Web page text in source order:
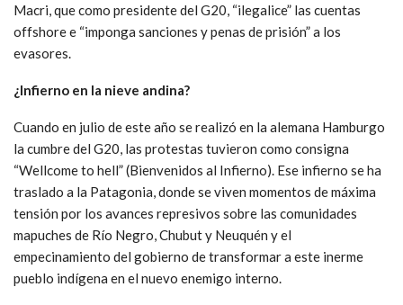
Macri, que como presidente del G20, “ilegalice” las cuentas
offshore e “imponga sanciones y penas de prisión” a los
evasores.
¿Infierno en la nieve andina?
Cuando en julio de este año se realizó en la alemana Hamburgo
la cumbre del G20, las protestas tuvieron como consigna
“Wellcome to hell” (Bienvenidos al Infierno). Ese infierno se ha
traslado a la Patagonia, donde se viven momentos de máxima
tensión por los avances represivos sobre las comunidades
mapuches de Río Negro, Chubut y Neuquén y el
empecinamiento del gobierno de transformar a este inerme
pueblo indígena en el nuevo enemigo interno.